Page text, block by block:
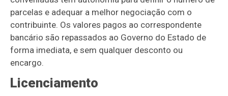
parcelas e adequar a melhor negociação com o
contribuinte. Os valores pagos ao correspondente
bancário são repassados ao Governo do Estado de
forma imediata, e sem qualquer desconto ou
encargo.
Licenciamento